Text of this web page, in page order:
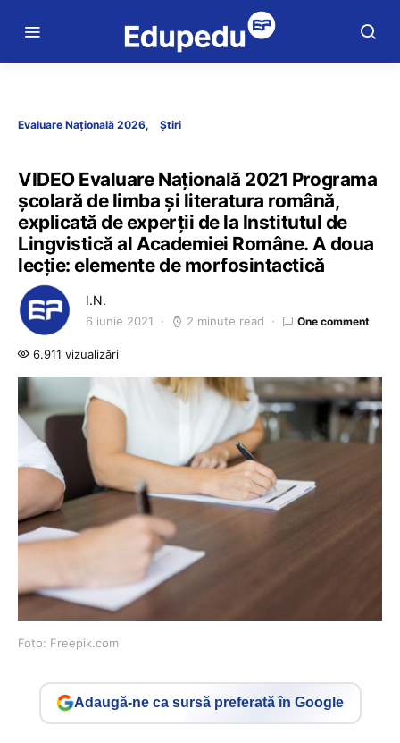
Evaluare Națională 2026 Știri
VIDEO Evaluare Națională 2021 Programa
școlară de limba și literatura română,
explicată de experții de la Institutul de
Lingvistică al Academiei Române. A doua
lecție: elemente de morfosintactică
I.N.
6 iunie 2021 2 minute read One comment
6.911 vizualizări
Foto: Freepik.com
Adaugă-ne ca sursă preferată în Google